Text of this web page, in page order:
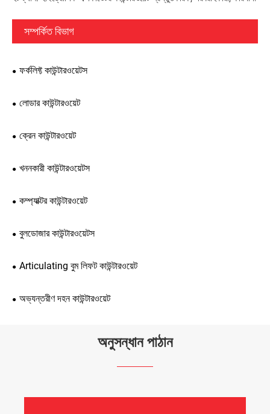
সম্পর্কিত বিভাগ
ফর্কলিফ্ট কাউন্টারওয়েটস
লোডার কাউন্টারওয়েট
ক্রেন কাউন্টারওয়েট
খননকারী কাউন্টারওয়েটস
কম্প্যাক্টর কাউন্টারওয়েট
বুলডোজার কাউন্টারওয়েটস
Articulating বুম লিফট কাউন্টারওয়েট
অভ্যন্তরীণ দহন কাউন্টারওয়েট
অনুসন্ধান পাঠান